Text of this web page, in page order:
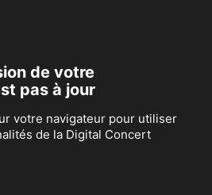
de votre
pas à jour
votre navigateur pour utiliser
de la Digital Concert